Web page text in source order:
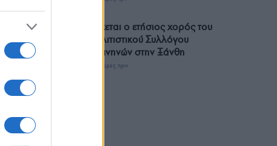
Έρχεται ο ετήσιος χορός του
Πολιτιστικού Συλλόγου
Κομνηνών στην Ξάνθη
3 ώρες πριν